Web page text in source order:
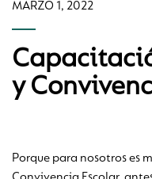
MARZO 1, 2022
y
Porque para nosotros es